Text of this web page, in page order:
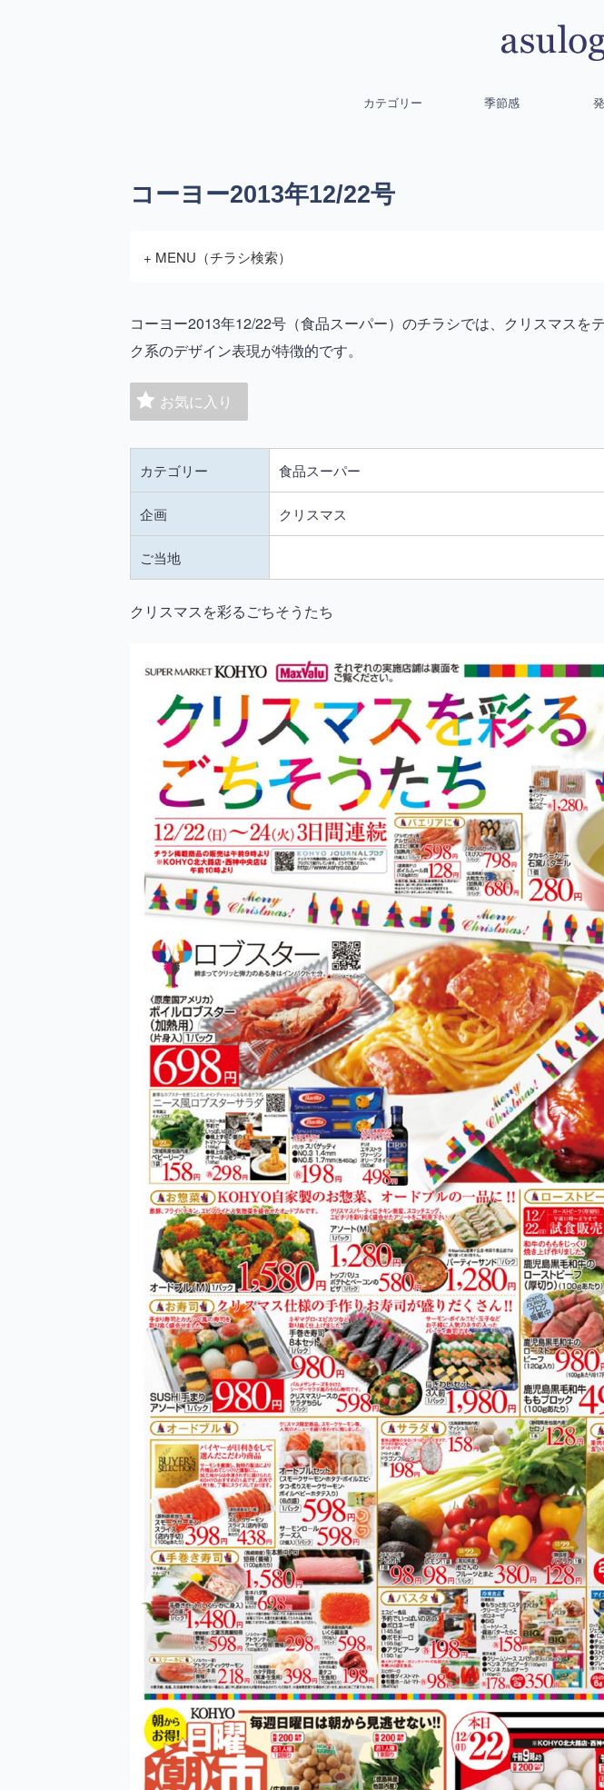
カテゴリー 季節感
コーヨー2013年12/22号
+ MENU（チラシ検索）
コーヨー2013年12/22号（食品スーパー）のチラシでは、クリスマス
ク系のデザイン表現が特徴的です。
お気に入り
カテゴリー 食品スーパー
企画 クリスマス
ご当地
クリスマスを彩るごちそうたち